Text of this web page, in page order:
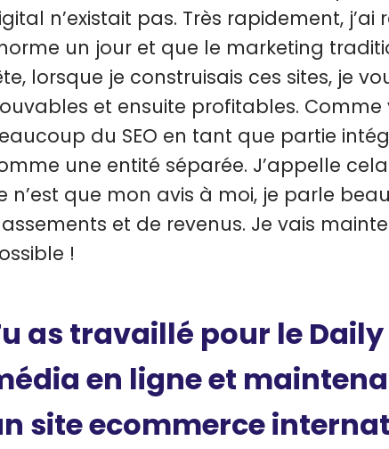
n’existait pas. Très rapidement,
un jour et que le marketing
lorsque je construisais ces sites, je
et ensuite profitables. Comme
du SEO en tant que partie
une entité séparée. J’appelle
n’est que mon avis à moi, je parle
et de revenus. Je vais
!
as travaillé pour le
en ligne et
site ecommerce